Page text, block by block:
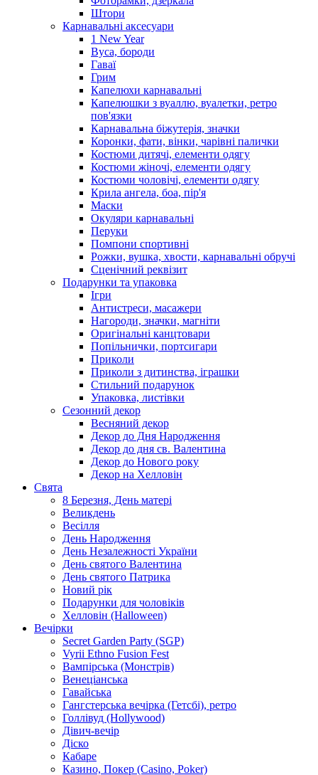
Штори
Карнавальні аксесуари
1 New Year
Вуса, бороди
Гаваї
Грим
Капелюхи карнавальні
Капелюшки з вуаллю, вуалетки, ретро
пов'язки
Карнавальна біжутерія, значки
Коронки, фати, вінки, чарівні палички
Костюми дитячі, елементи одягу
Костюми жіночі, елементи одягу
Костюми чоловічі, елементи одягу
Крила ангела, боа, пір'я
Маски
Окуляри карнавальні
Перуки
Помпони спортивні
Рожки, вушка, хвости, карнавальні обручі
Сценічний реквізит
Подарунки та упаковка
Ігри
Антистреси, масажери
Нагороди, значки, магніти
Оригінальні канцтовари
Попільнички, портсигари
Приколи
Приколи з дитинства, іграшки
Стильний подарунок
Упаковка, листівки
Сезонний декор
Весняний декор
Декор до Дня Народження
Декор до дня св. Валентина
Декор до Нового року
Декор на Хелловін
Свята
8 Березня, День матері
Великдень
Весілля
День Народження
День Незалежності України
День святого Валентина
День святого Патрика
Новий рік
Подарунки для чоловіків
Хелловін (Halloween)
Вечірки
Secret Garden Party (SGP)
Vyrii Ethno Fusion Fest
Вампірська (Монстрів)
Венеціанська
Гавайська
Гангстерська вечірка (Гетсбі), ретро
Голлівуд (Hollywood)
Дівич-вечір
Діско
Кабаре
Казино, Покер (Casino, Poker)